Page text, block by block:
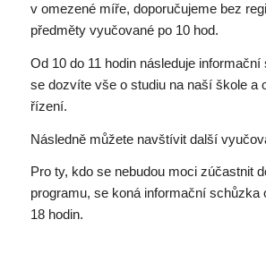
v omezené míře, doporučujeme bez
předměty vyučované po 10 hod.
Od 10 do 11 hodin následuje
se dozvíte vše o studiu na naší škole a
řízení.
Následně můžete navštívit další
Pro ty, kdo se nebudou moci zúčastnit
programu, se koná informační schůzka
18 hodin.